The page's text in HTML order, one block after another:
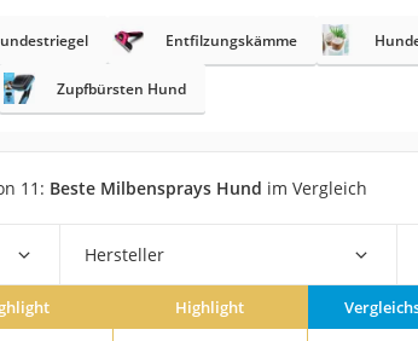
Nackenmassagegerät
Zeckenschutz Katze
leichter Haartrockner
Schildkrötenhaus
Massagegerät
Service
Entfilzungskämme
Zupfbürsten Hund
11: Beste Milbensprays Hund im Vergleich
Hersteller
Highlight